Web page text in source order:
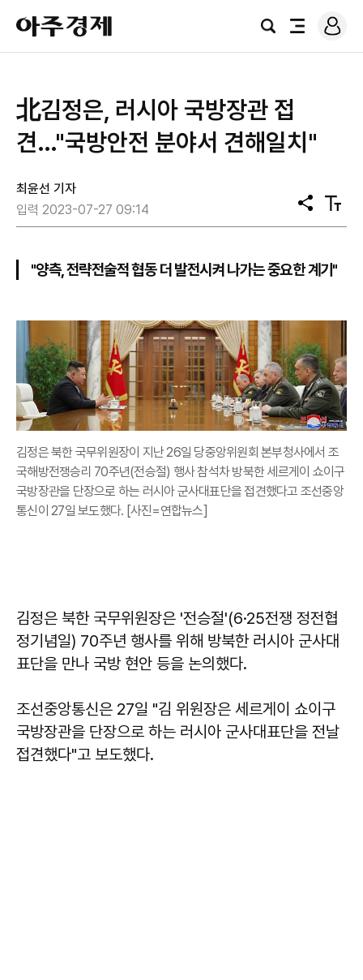
아
주
경
검
전
로
그
北김정은, 러시아 국방장관 접
견…"국방안전 분야서 견해일치"
최윤선 기자
입력 2023-07-27 09:14
공
유
텍
스
기
"양측, 전략전술적 협동 더 발전시켜 나가는 중요한 계기"
김정은 북한 국무위원장이 지난 26일 당중앙위원회 본부청사에서 조
국해방전쟁승리 70주년(전승절) 행사 참석차 방북한 세르게이 쇼이구
국방장관을 단장으로 하는 러시아 군사대표단을 접견했다고 조선중앙
통신이 27일 보도했다. [사진=연합뉴스]
김정은 북한 국무위원장은 '전승절'(6·25전쟁 정전협
정기념일) 70주년 행사를 위해 방북한 러시아 군사대
표단을 만나 국방 현안 등을 논의했다.
조선중앙통신은 27일 "김 위원장은 세르게이 쇼이구
국방장관을 단장으로 하는 러시아 군사대표단을 전날
접견했다"고 보도했다.